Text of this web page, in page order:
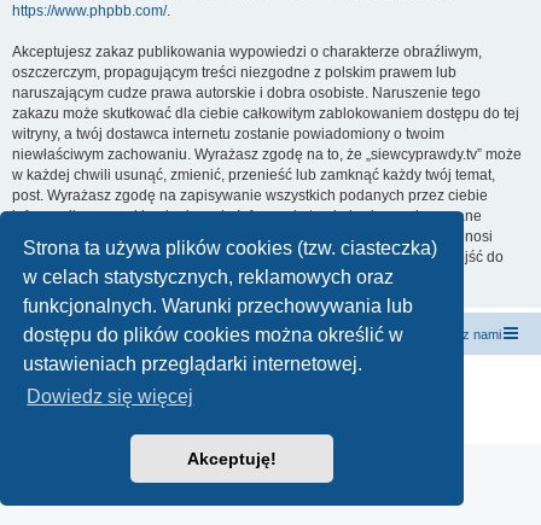
Strona ta używa plików cookies (tzw. ciasteczka)
w celach statystycznych, reklamowych oraz
funkcjonalnych. Warunki przechowywania lub
dostępu do plików cookies można określić w
ustawieniach przeglądarki internetowej.
Dowiedz się więcej
Akceptuję!
https://www.phpbb.com/.
Akceptujesz zakaz publikowania wypowiedzi o charakterze obraźliwym,
oszczerczym, propagującym treści niezgodne z polskim prawem lub
naruszającym cudze prawa autorskie i dobra osobiste. Naruszenie tego
zakazu może skutkować dla ciebie całkowitym zablokowaniem dostępu do tej
witryny, a twój dostawca internetu zostanie powiadomiony o twoim
niewłaściwym zachowaniu. Wyrażasz zgodę na to, że „siewcyprawdy.tv” może
w każdej chwili usunąć, zmienić, przenieść lub zamknąć każdy twój temat,
post. Wyrażasz zgodę na zapisywanie wszystkich podanych przez ciebie
informacji w naszej bazie danych. Informacje te nie będą przekazywane
nikomu bez twojej zgody, ale ani „siewcyprawdy.tv”, ani phpBB nie ponosi
odpowiedzialności za włamania do witryny, podczas których może dojść do
kradzieży danych.
forum.siewcyprawdy.tv siewcyprawdy.tv Kontakt z nami
Technologię dostarcza
® Forum Software © phpBB Limited
Polski pakiet językowy dostarcza